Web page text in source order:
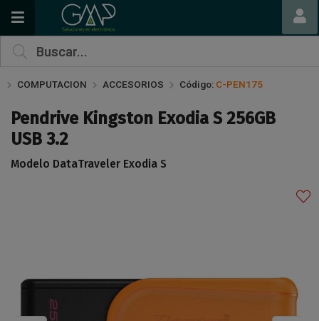
Compartir por email
COMPUTACION ACCESORIOS Código: C-PEN175
Pendrive Kingston Exodia S 256GB
USB 3.2
Modelo DataTraveler Exodia S